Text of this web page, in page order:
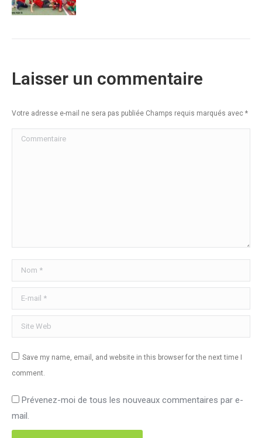
Laisser un commentaire
Votre adresse e-mail ne sera pas publiée Champs requis marqués avec *
Commentaire
Nom *
E-mail *
Site Web
Save my name, email, and website in this browser for the next time I
comment.
Prévenez-moi de tous les nouveaux commentaires par e-
mail.